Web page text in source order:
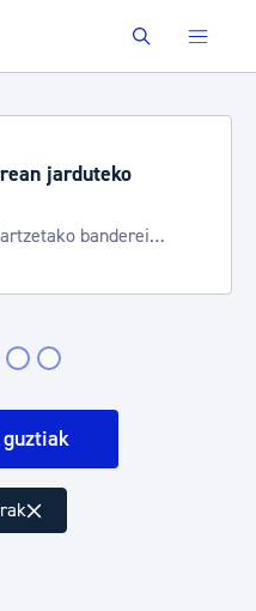
Buscar
jarduteko
banderei